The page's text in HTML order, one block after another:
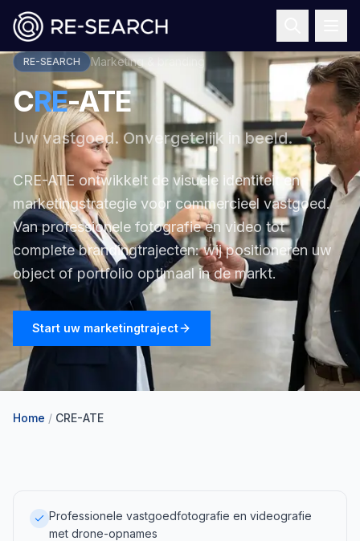
RE-SEARCH Marketing & branding
CRE-ATE
Uw vastgoed. Onvergetelijk in beeld.
CRE-ATE ontwikkelt de visuele identiteit en
marketingstrategie voor commercieel vastgoed.
Van professionele fotografie en video tot
complete brandingtrajecten: wij positioneren uw
object of portfolio optimaal in de markt.
Start uw marketingtraject
Home / CRE-ATE
Professionele vastgoedfotografie en videografie
met drone-opnames